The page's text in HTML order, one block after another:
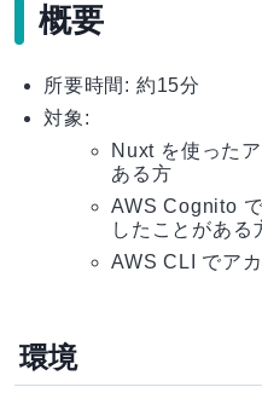
概要
所要時間: 約15分
対象:
Nuxt を使った
ある方
AWS Cognito
したことがある
AWS CLI でア
環境